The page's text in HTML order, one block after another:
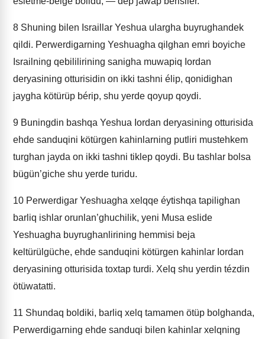
8 Shuning bilen Israillar Yeshua ulargha buyrughandek
qildi. Perwerdigarning Yeshuagha qilghan emri boyiche
Israilning qebililirining sanigha muwapiq Iordan
deryasining otturisidin on ikki tashni élip, qonidighan
jaygha kötürüp bérip, shu yerde qoyup qoydi.
9 Buningdin bashqa Yeshua Iordan deryasining otturisida
ehde sanduqini kötürgen kahinlarning putliri mustehkem
turghan jayda on ikki tashni tiklep qoydi. Bu tashlar bolsa
bügün’giche shu yerde turidu.
10 Perwerdigar Yeshuagha xelqqe éytishqa tapilighan
barliq ishlar orunlan’ghuchilik, yeni Musa eslide
Yeshuagha buyrughanlirining hemmisi beja
keltürülgüche, ehde sanduqini kötürgen kahinlar Iordan
deryasining otturisida toxtap turdi. Xelq shu yerdin tézdin
ötüwatatti.
11 Shundaq boldiki, barliq xelq tamamen ötüp bolghanda,
Perwerdigarning ehde sanduqi bilen kahinlar xelqning